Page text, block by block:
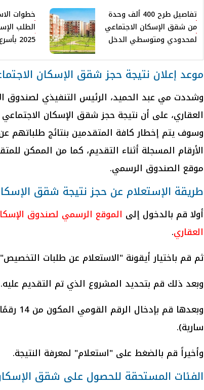
تفاصيل طرح 400 ألف وحدة
من شقق الإسكان الاجتماعي
لمحدودي ومتوسطي الدخل
خطوات
الطلب
2025 بأسرع طريقة
موعد إعلان نتيجة حجز شقق الإسكان الاجتماعي
وشددت مي عبد الحميد، الرئيس التنفيذي لصندوق
الأرقام المسجلة أثناء التقديم، كما من الممكن
موقع الصندوق الرسمي.
طريقة الإستعلام عن حجز نتيجة شقق الإسكان
أولا قم بالدخول إلى الموقع الرسمي لصندوق
العقاري.
ثم قم باختيار أيقونة "الاستعلام عن طلبات
وبعد ذلك قم بتحديد المشروع الذي تم التقديم عليه.
وبعدها
سارية).
وأخيراً قم بالضغط على "استعلام" لمعرفة النتيجة.
الفئات المستحقة للحصول على شقق